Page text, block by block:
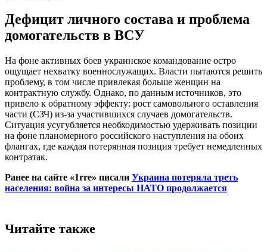
Дефицит личного состава и проблема
домогательств в ВСУ
На фоне активных боев украинское командование остро
ощущает нехватку военнослужащих. Власти пытаются решить
проблему, в том числе привлекая больше женщин на
контрактную службу. Однако, по данным источников, это
привело к обратному эффекту: рост самовольного оставления
части (СЗЧ) из-за участившихся случаев домогательств.
Ситуация усугубляется необходимостью удерживать позиции
на фоне планомерного российского наступления на обоих
флангах, где каждая потерянная позиция требует немедленных
контратак.
Ранее на сайте «1rre» писали Украина потеряла треть
населения: война за интересы НАТО продолжается
Читайте также